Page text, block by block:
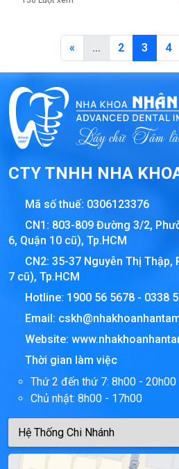
« … 2 3 4
CTY TNHH NHA
Mã số thuế: 0306123376
CN1: 803-809 Đường 3/2,
6, Quận 10 cũ), Tp.HCM
CN2: 35-37 Nguyễn Thị Thập,
7 cũ), Tp.HCM
Hotline: 1900 56 5678 - 0338
Email:
Website:
Thời gian làm việc
Thứ 2 đến thứ 7: 8h00 - 20h00
Chủ nhật: 8h00 - 17h00